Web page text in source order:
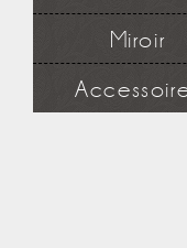
Robinet lavabo et
Miroir
Miroir à étagère